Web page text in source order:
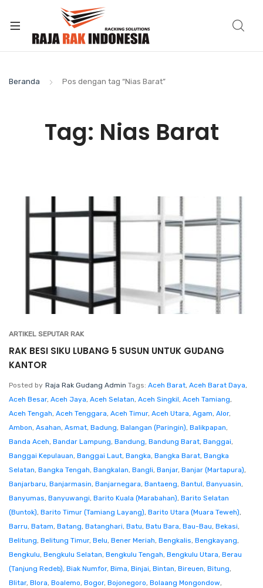
Beranda Pos dengan tag “Nias Barat”
Tag: Nias Barat
ARTIKEL SEPUTAR RAK
RAK BESI SIKU LUBANG 5 SUSUN UNTUK GUDANG
KANTOR
Posted by Raja Rak Gudang Admin Tags: Aceh Barat, Aceh Barat Daya,
Aceh Besar, Aceh Jaya, Aceh Selatan, Aceh Singkil, Aceh Tamiang,
Aceh Tengah, Aceh Tenggara, Aceh Timur, Aceh Utara, Agam, Alor,
Ambon, Asahan, Asmat, Badung, Balangan (Paringin), Balikpapan,
Banda Aceh, Bandar Lampung, Bandung, Bandung Barat, Banggai,
Banggai Kepulauan, Banggai Laut, Bangka, Bangka Barat, Bangka
Selatan, Bangka Tengah, Bangkalan, Bangli, Banjar, Banjar (Martapura),
Banjarbaru, Banjarmasin, Banjarnegara, Bantaeng, Bantul, Banyuasin,
Banyumas, Banyuwangi, Barito Kuala (Marabahan), Barito Selatan
(Buntok), Barito Timur (Tamiang Layang), Barito Utara (Muara Teweh),
Barru, Batam, Batang, Batanghari, Batu, Batu Bara, Bau-Bau, Bekasi,
Belitung, Belitung Timur, Belu, Bener Meriah, Bengkalis, Bengkayang,
Bengkulu, Bengkulu Selatan, Bengkulu Tengah, Bengkulu Utara, Berau
(Tanjung Redeb), Biak Numfor, Bima, Binjai, Bintan, Bireuen, Bitung,
Blitar, Blora, Boalemo, Bogor, Bojonegoro, Bolaang Mongondow,